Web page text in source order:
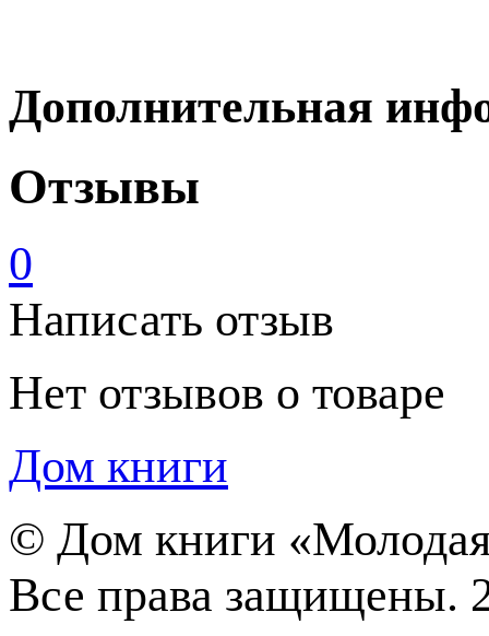
Дополнительная
Отзывы
0
Написать отзыв
Нет отзывов о товаре
Дом книги
© Дом книги
Все права защищены.